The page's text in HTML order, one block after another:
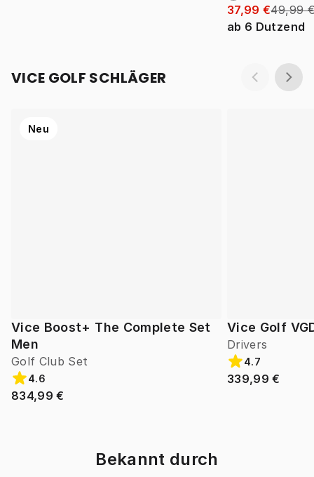
37,99 €49,99
ab 6 Dutzend
VICE GOLF SCHLÄGER
Vice Boost+ The Complete Set
Men
Golf Club Set
Neu
4.6
834,99 €
Vice Golf
Drivers
4.7
339,99 €
Bekannt durch